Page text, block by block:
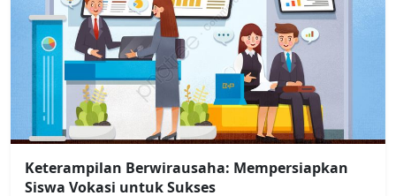
Keterampilan Berwirausaha: Mempersiapkan
Siswa Vokasi untuk Sukses